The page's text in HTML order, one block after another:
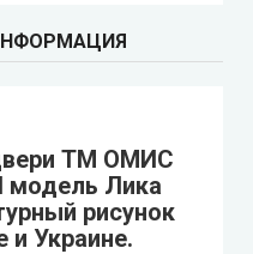
ТМ ОМИС
модель Лика
рисунок
и Украине.